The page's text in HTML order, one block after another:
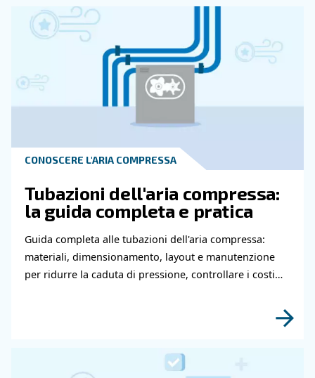
I segni di una pressione dell'aria eccessiva o
possono includere fluttuazioni di alta pressione,
pressione, creazione di accumuli artificiali, perdite
osservate e eccessivo trascinamento di olio.
Quali Sono Alcune Cause Comuni Di
Pressione Nei Compressori D'aria?
In Che Modo Gli Operatori Di
D'aria Possono Affrontare I Problemi
Pressione Nelle Loro Attrezzature?
Perché Si Consigliano Analisi E
Compressori D'aria?